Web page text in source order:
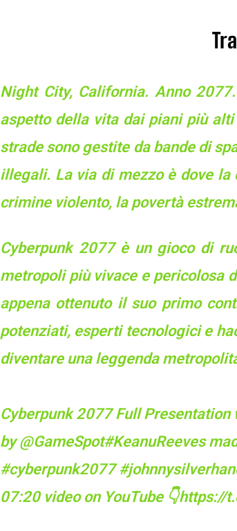
Night City, California. Anno
aspetto della vita dai piani più
strade sono gestite da bande di
illegali. La via di mezzo è dove la
crimine violento, la povertà
Cyberpunk 2077 è un gioco di
metropoli più vivace e pericolosa
appena ottenuto il suo primo
potenziati, esperti tecnologici e
diventare una leggenda
Cyberpunk 2077 Full
by@GameSpot#KeanuReeves
#cyberpunk2077
07:20 video on YouTube 👇https://